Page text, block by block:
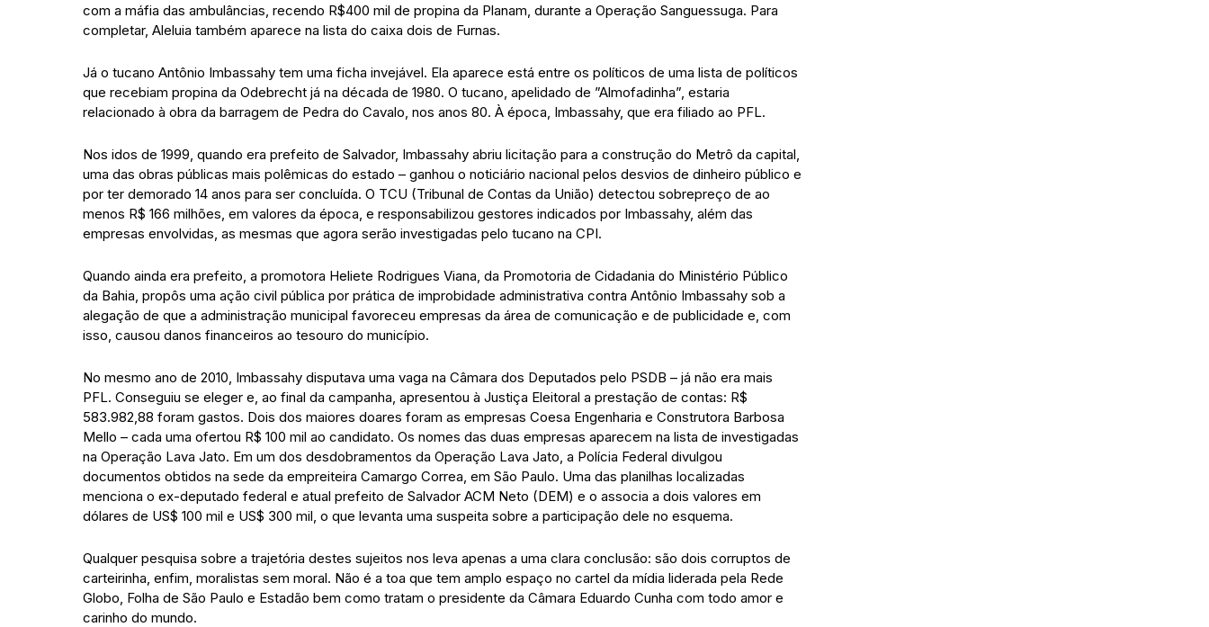
com a máfia das ambulâncias, recendo R$400 mil de propina da Planam, durante a Operação Sanguessuga. Para
completar, Aleluia também aparece na lista do caixa dois de Furnas.
Já o tucano Antônio Imbassahy tem uma ficha invejável. Ela aparece está entre os políticos de uma lista de políticos
que recebiam propina da Odebrecht já na década de 1980. O tucano, apelidado de ”Almofadinha”, estaria
relacionado à obra da barragem de Pedra do Cavalo, nos anos 80. À época, Imbassahy, que era filiado ao PFL.
Nos idos de 1999, quando era prefeito de Salvador, Imbassahy abriu licitação para a construção do Metrô da capital,
uma das obras públicas mais polêmicas do estado – ganhou o noticiário nacional pelos desvios de dinheiro público e
por ter demorado 14 anos para ser concluída. O TCU (Tribunal de Contas da União) detectou sobrepreço de ao
menos R$ 166 milhões, em valores da época, e responsabilizou gestores indicados por Imbassahy, além das
empresas envolvidas, as mesmas que agora serão investigadas pelo tucano na CPI.
Quando ainda era prefeito, a promotora Heliete Rodrigues Viana, da Promotoria de Cidadania do Ministério Público
da Bahia, propôs uma ação civil pública por prática de improbidade administrativa contra Antônio Imbassahy sob a
alegação de que a administração municipal favoreceu empresas da área de comunicação e de publicidade e, com
isso, causou danos financeiros ao tesouro do município.
No mesmo ano de 2010, Imbassahy disputava uma vaga na Câmara dos Deputados pelo PSDB – já não era mais
PFL. Conseguiu se eleger e, ao final da campanha, apresentou à Justiça Eleitoral a prestação de contas: R$
583.982,88 foram gastos. Dois dos maiores doares foram as empresas Coesa Engenharia e Construtora Barbosa
Mello – cada uma ofertou R$ 100 mil ao candidato. Os nomes das duas empresas aparecem na lista de investigadas
na Operação Lava Jato. Em um dos desdobramentos da Operação Lava Jato, a Polícia Federal divulgou
documentos obtidos na sede da empreiteira Camargo Correa, em São Paulo. Uma das planilhas localizadas
menciona o ex-deputado federal e atual prefeito de Salvador ACM Neto (DEM) e o associa a dois valores em
dólares de US$ 100 mil e US$ 300 mil, o que levanta uma suspeita sobre a participação dele no esquema.
Qualquer pesquisa sobre a trajetória destes sujeitos nos leva apenas a uma clara conclusão: são dois corruptos de
carteirinha, enfim, moralistas sem moral. Não é a toa que tem amplo espaço no cartel da mídia liderada pela Rede
Globo, Folha de São Paulo e Estadão bem como tratam o presidente da Câmara Eduardo Cunha com todo amor e
carinho do mundo.